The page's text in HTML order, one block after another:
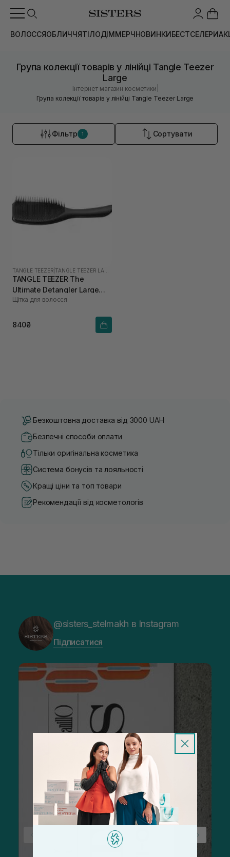
ВОЛОССЯОБЛИЧЧЯТІЛОДІММЕРЧНОВИНКИБЕСТСЕЛЕРИ
Група колекції товарів у лінійці Tangle Teezer
Large
Інтернет магазин косметики
Група колекції товарів у лінійці Tangle Teezer Large
Фільтр 1 Сортувати
TANGLE TEEZER
TANGLE TEEZER The
Ultimate Detangler Large
Black Gloss
Щітка для волосся
840₴
Безкоштовна доставка від 3000 UAH
Безпечні способи оплати
Тільки оригінальна косметика
Система бонусів та лояльності
Кращі ціни та топ товари
Рекомендації від косметологів
@sisters_stelmakh в Instagram
Підписатися